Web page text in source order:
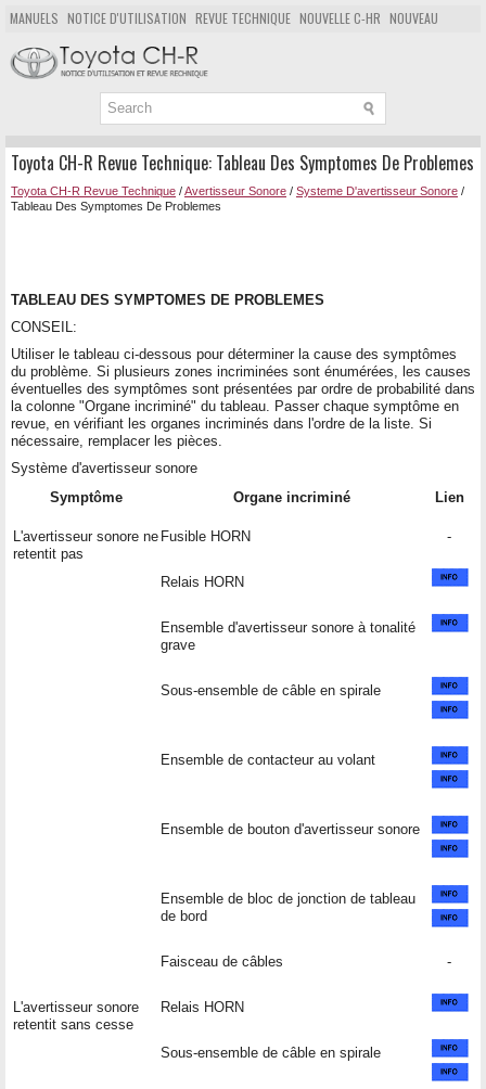
MANUELS NOTICE D'UTILISATION REVUE TECHNIQUE NOUVELLE C-HR NOUVEAU
POPULAIRE
PLAN DU SITE CHERCHER
Toyota CH-R Revue Technique: Tableau Des Symptomes De Problemes
Toyota CH-R Revue Technique /Avertisseur Sonore / Systeme D'avertisseur Sonore /
Tableau Des Symptomes De Problemes
TABLEAU DES SYMPTOMES DE PROBLEMES
CONSEIL:
Utiliser le tableau ci-dessous pour déterminer la cause des symptômes
du problème. Si plusieurs zones incriminées sont énumérées, les causes
éventuelles des symptômes sont présentées par ordre de probabilité dans
la colonne "Organe incriminé" du tableau. Passer chaque symptôme en
revue, en vérifiant les organes incriminés dans l'ordre de la liste. Si
nécessaire, remplacer les pièces.
Système d'avertisseur sonore
Symptôme
Organe incriminé Lien
L'avertisseur sonore ne
retentit pas
Fusible HORN -
Relais HORN
Ensemble d'avertisseur sonore à tonalité
grave
Sous-ensemble de câble en spirale
Ensemble de contacteur au volant
Ensemble de bouton d'avertisseur sonore
Ensemble de bloc de jonction de tableau
de bord
Faisceau de câbles -
L'avertisseur sonore
retentit sans cesse
Relais HORN
Sous-ensemble de câble en spirale